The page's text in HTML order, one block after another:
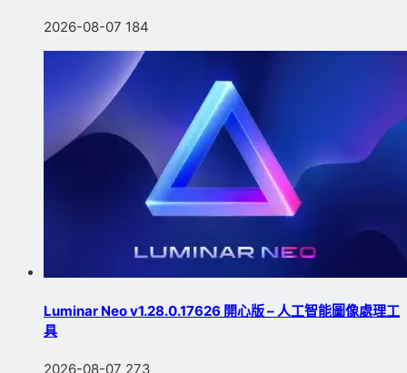
2026-08-07 184
Luminar Neo v1.28.0.17626 開心版 – 人工智能圖像處理工
具
2026-08-07 273